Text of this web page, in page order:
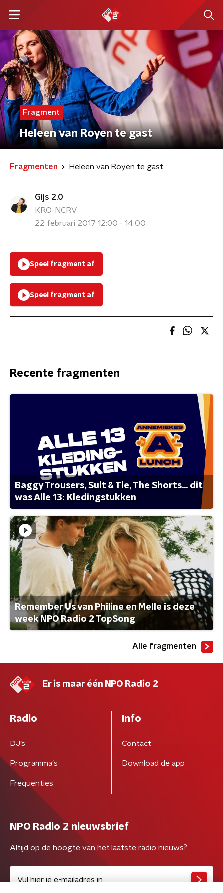
Fragment
Heleen van Royen te gast
Fragmenten Heleen van Royen te gast
Gijs 2.0
KRO-NCRV
22 februari 2017 12:00 - 14:00
Speel fragment af
Speel fragment af
Recente fragmenten
Baggy Trousers, Suit & Tie, The Shorts... dit
was Alle 13: Kledingstukken
Remember Us van Philine en Melle is deze
week NPO Radio 2 TopSong
Alle fragmenten
Er is maar één NPO Radio 2
Radio
DJ’s
Programma's
Frequenties
Info
Contact
Download de app
NPO Radio 2 nieuwsbrief
Altijd op de hoogte van het laatste radio nieuws?